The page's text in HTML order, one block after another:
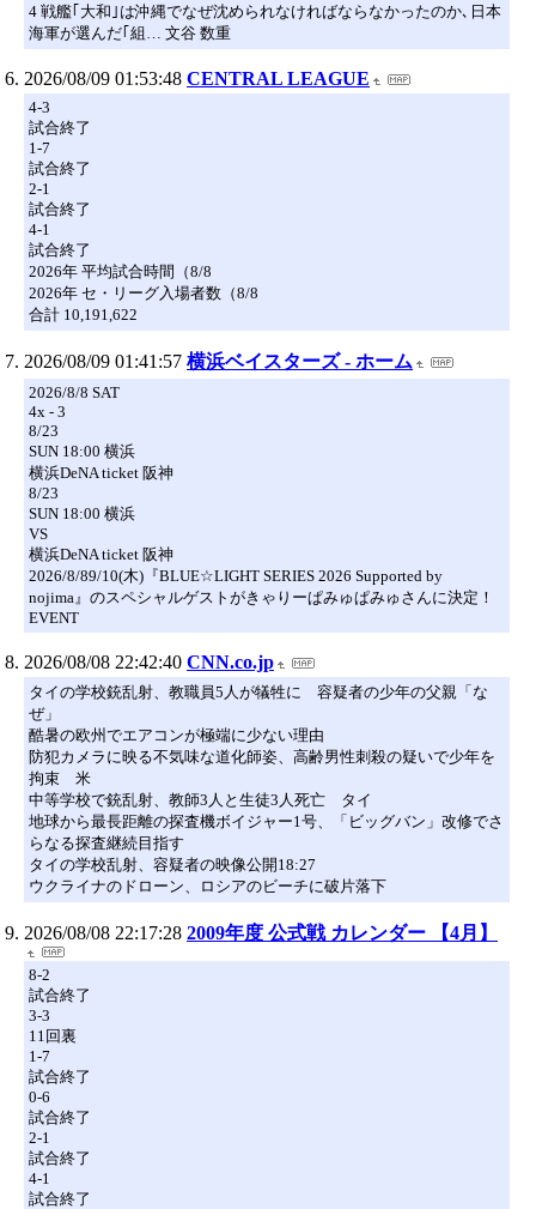
4 戦艦｢大和｣は沖縄でなぜ沈められなければならなかったのか､日本
海軍が選んだ｢組… 文谷 数重
2026/08/09 01:53:48 CENTRAL LEAGUE
4-3
試合終了
1-7
試合終了
2-1
試合終了
4-1
試合終了
2026年 平均試合時間（8/8
2026年 セ・リーグ入場者数（8/8
合計 10,191,622
2026/08/09 01:41:57 横浜ベイスターズ - ホーム
2026/8/8 SAT
4x - 3
8/23
SUN 18:00 横浜
横浜DeNA ticket 阪神
8/23
SUN 18:00 横浜
VS
横浜DeNA ticket 阪神
2026/8/89/10(木)『BLUE☆LIGHT SERIES 2026 Supported by
nojima』のスペシャルゲストがきゃりーぱみゅぱみゅさんに決定！
EVENT
2026/08/08 22:42:40 CNN.co.jp
タイの学校銃乱射、教職員5人が犠牲に 容疑者の少年の父親「な
ぜ」
酷暑の欧州でエアコンが極端に少ない理由
防犯カメラに映る不気味な道化師姿、高齢男性刺殺の疑いで少年を
拘束 米
中等学校で銃乱射、教師3人と生徒3人死亡 タイ
地球から最長距離の探査機ボイジャー1号、「ビッグバン」改修でさ
らなる探査継続目指す
タイの学校乱射、容疑者の映像公開18:27
ウクライナのドローン、ロシアのビーチに破片落下
2026/08/08 22:17:28 2009年度 公式戦 カレンダー 【4月】
8-2
試合終了
3-3
11回裏
1-7
試合終了
0-6
試合終了
2-1
試合終了
4-1
試合終了